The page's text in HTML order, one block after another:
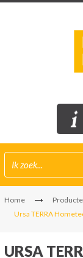
Home
Ursa TERRA
URSA